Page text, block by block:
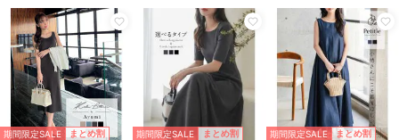
期間限定SALE まとめ割 期間限定SALE まとめ割 期間限定SALE まとめ割